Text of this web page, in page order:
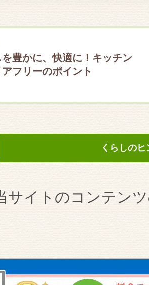
を豊かに、快適に！キッチン
フリーのポイント
くらしの
サイトのコンテン